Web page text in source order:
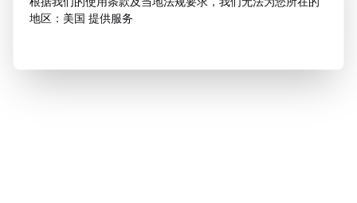
地区：美国 提供服务